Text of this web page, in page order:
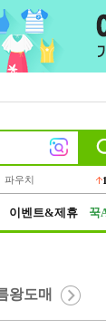
파우치
1
이벤트&제휴 꾹
왕도매